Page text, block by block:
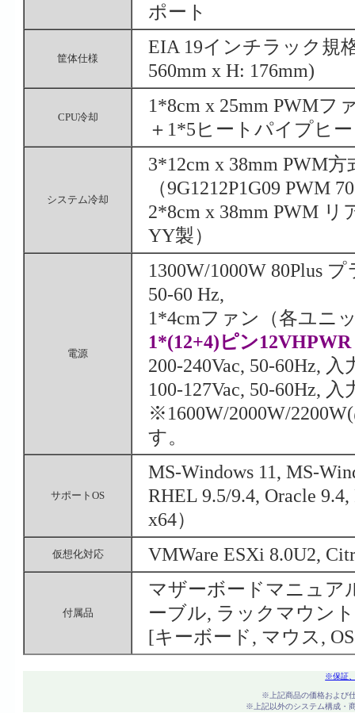
ポート
筐体仕様
EIA 19インチラック規
560mm x H: 176mm)
CPU冷却
1*8cm x 25mm PWMフ
＋1*5ヒートパイプヒ
システム冷却
3*12cm x 38mm PWM
（9G1212P1G09 PWM
2*8cm x 38mm PWM リ
YY製）
電源
1300W/1000W 80Plus
50-60 Hz,
1*4cmファン（各ユニ
1*(12+4)ピン
200-240Vac, 50-60Hz,
100-127Vac, 50-60Hz,
※1600W/2000W/
す。
サポートOS
MS-Windows 11, MS-
RHEL 9.5/9.4, Oracle
x64）
仮想化対応 VMWare ESXi 8.0U2,
付属品
マザーボードマニュア
ーブル, ラックマウン
[キーボード, マウス,
※保証
※上記商品の価格および
※上記以外のシステム構成・